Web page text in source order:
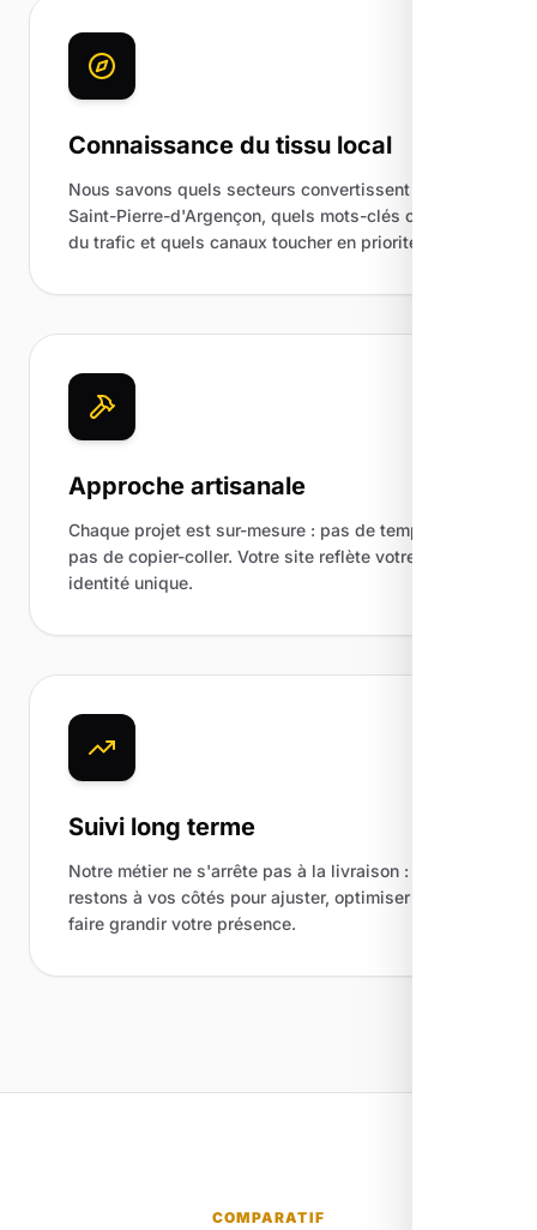
Connaissance du tissu local
Nous savons quels secteurs convertissent à
Saint-Pierre-d'Argençon, quels mots-clés captent
du trafic et quels canaux toucher en priorité.
Approche artisanale
Chaque projet est sur-mesure : pas de template,
pas de copier-coller. Votre site reflète votre
identité unique.
Suivi long terme
Notre métier ne s'arrête pas à la livraison : nous
restons à vos côtés pour ajuster, optimiser et
faire grandir votre présence.
COMPARATIF